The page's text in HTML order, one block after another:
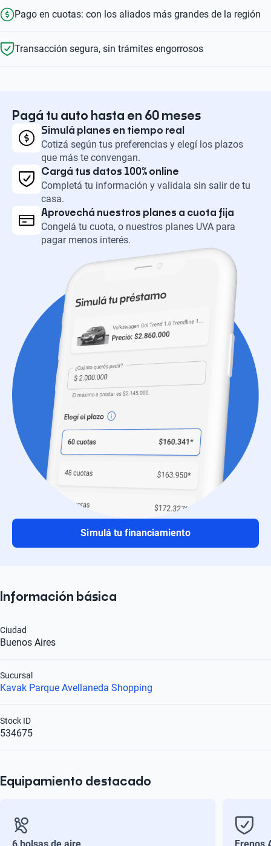
Pago en cuotas: con los aliados más grandes de la región
Transacción segura, sin trámites engorrosos
Pagá tu auto hasta en 60 meses
Simulá planes en tiempo real
Cotizá según tus preferencias y elegí los plazos
que más te convengan.
Cargá tus datos 100% online
Completá tu información y validala sin salir de tu
casa.
Aprovechá nuestros planes a cuota fija
Congelá tu cuota, o nuestros planes UVA para
pagar menos interés.
Simulá tu financiamiento
Información básica
Buenos Aires
Ciudad
Kavak Parque Avellaneda Shopping
Sucursal
534675
Stock ID
Equipamiento destacado